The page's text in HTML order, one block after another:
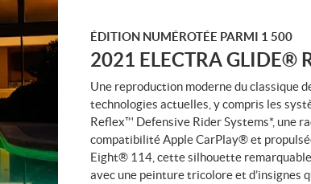
ÉDITION NUMÉROTÉE PARMI 1 500
2021 ELECTRA GLIDE®
Une reproduction moderne du classique
technologies actuelles, y compris les
Reflex™ Defensive Rider Systems*, une
compatibilité Apple CarPlay® et
Eight® 114, cette silhouette
avec une peinture tricolore et d’insignes